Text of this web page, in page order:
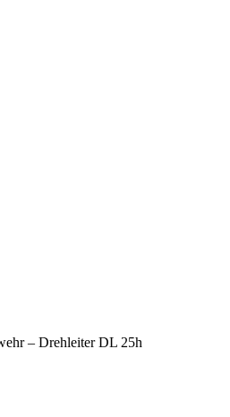
– Drehleiter DL 25h